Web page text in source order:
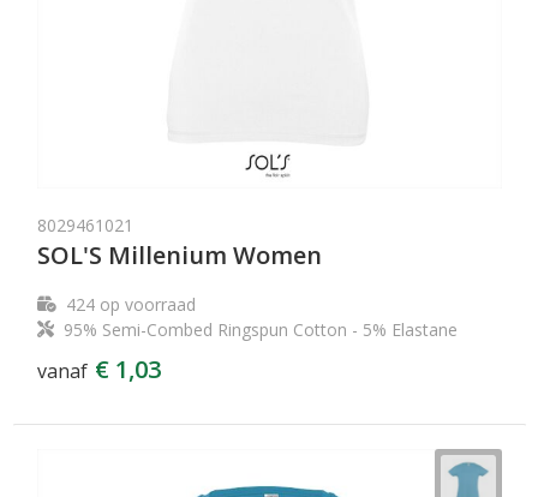
8029461021
SOL'S Millenium Women
424op voorraad
95% Semi-Combed Ringspun Cotton - 5% Elastane
vanaf € 1,03